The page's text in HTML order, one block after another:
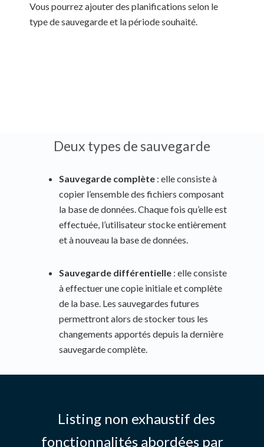
Vous pourrez ajouter des planifications selon le
type de sauvegarde et la période souhaité.
Deux types de sauvegarde
Sauvegarde complète : elle consiste à
copier l’ensemble des fichiers composant
la base de données. Chaque fois qu’elle est
effectuée, l’utilisateur stocke entièrement
et à nouveau la base de données.
Sauvegarde différentielle : elle consiste
à effectuer une copie initiale et complète
de la base. Les sauvegardes futures
permettront alors de stocker tous les
changements apportés depuis la dernière
sauvegarde complète.
Listing non exhaustif des
fonctionnalités abordées par